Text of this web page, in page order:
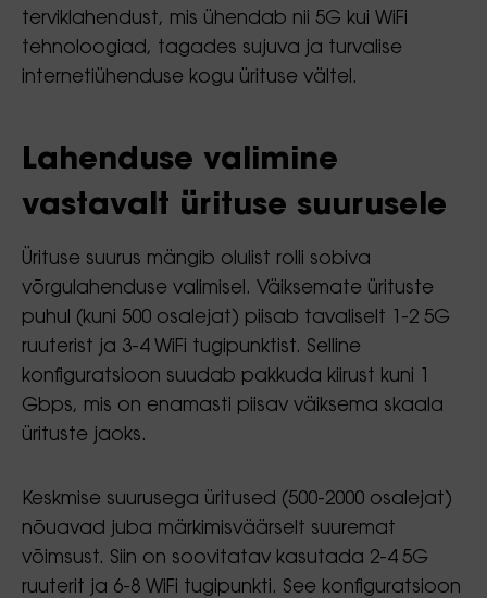
terviklahendust, mis ühendab nii 5G kui WiFi
tehnoloogiad, tagades sujuva ja turvalise
internetiühenduse kogu ürituse vältel.
Lahenduse valimine
vastavalt ürituse suurusele
Ürituse suurus mängib olulist rolli sobiva
võrgulahenduse valimisel. Väiksemate ürituste
puhul (kuni 500 osalejat) piisab tavaliselt 1-2 5G
ruuterist ja 3-4 WiFi tugipunktist. Selline
konfiguratsioon suudab pakkuda kiirust kuni 1
Gbps, mis on enamasti piisav väiksema skaala
ürituste jaoks.
Keskmise suurusega üritused (500-2000 osalejat)
nõuavad juba märkimisväärselt suuremat
võimsust. Siin on soovitatav kasutada 2-4 5G
ruuterit ja 6-8 WiFi tugipunkti. See konfiguratsioon